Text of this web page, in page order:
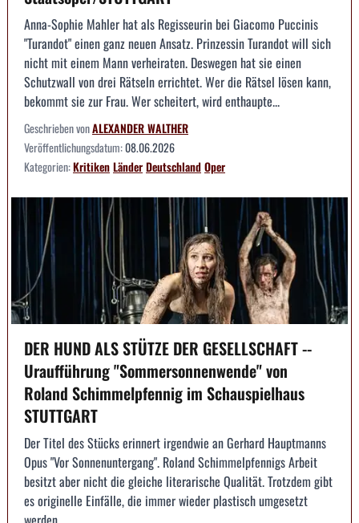
Anna-Sophie Mahler hat als Regisseurin bei Giacomo Puccinis
"Turandot" einen ganz neuen Ansatz. Prinzessin Turandot will sich
nicht mit einem Mann verheiraten. Deswegen hat sie einen
Schutzwall von drei Rätseln errichtet. Wer die Rätsel lösen kann,
bekommt sie zur Frau. Wer scheitert, wird enthaupte...
Geschrieben vonALEXANDER WALTHER
Veröffentlichungsdatum:08.06.2026
Kategorien:KritikenLänderDeutschlandOper
DER HUND ALS STÜTZE DER GESELLSCHAFT --
Uraufführung "Sommersonnenwende" von
Roland Schimmelpfennig im Schauspielhaus
STUTTGART
Der Titel des Stücks erinnert irgendwie an Gerhard Hauptmanns
Opus "Vor Sonnenuntergang". Roland Schimmelpfennigs Arbeit
besitzt aber nicht die gleiche literarische Qualität. Trotzdem gibt
es originelle Einfälle, die immer wieder plastisch umgesetzt